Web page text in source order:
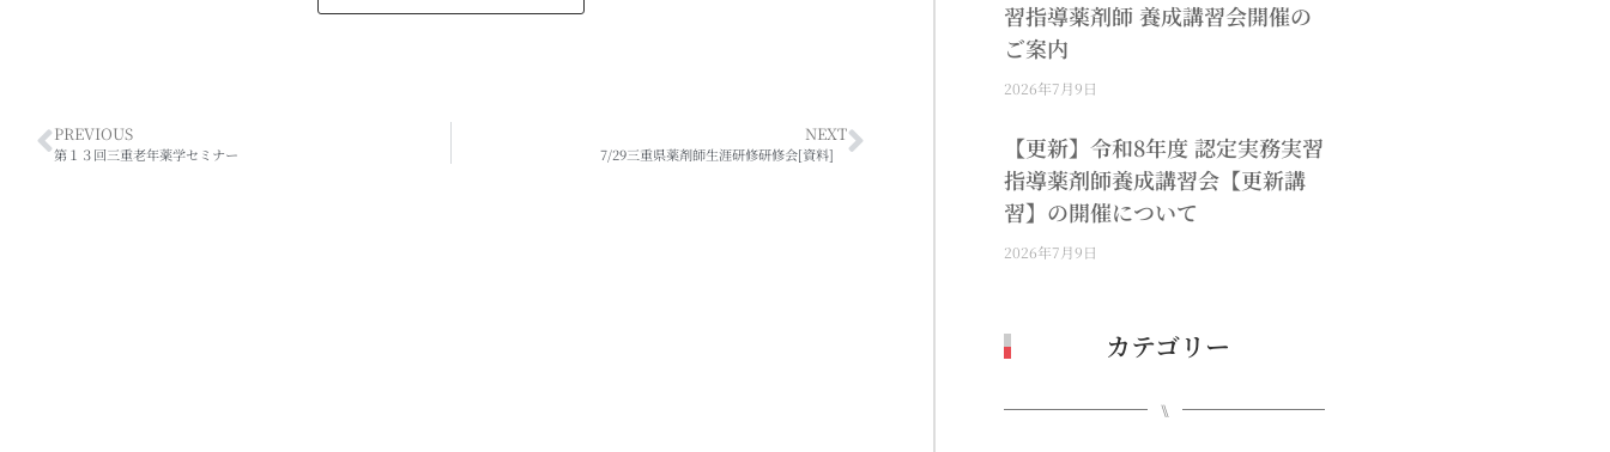
PREVIOUS
第１３回三重老年薬学セミナー
NEXT
7/29三重県薬剤師生涯研修研修会[資料]
習指導薬剤師 養成講習会開催の
ご案内
2026年7月9日
【更新】令和8年度 認定実務実習
指導薬剤師養成講習会【更新講
習】の開催について
2026年7月9日
カテゴリー
⑊